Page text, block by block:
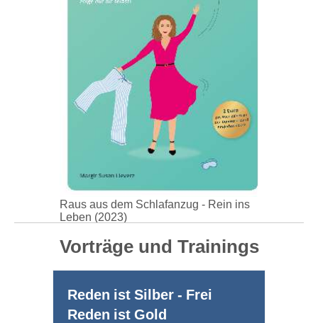
Raus aus dem Schlafanzug - Rein ins
Leben (2023)
Vorträge und Trainings
Reden ist Silber - Frei
Reden ist Gold